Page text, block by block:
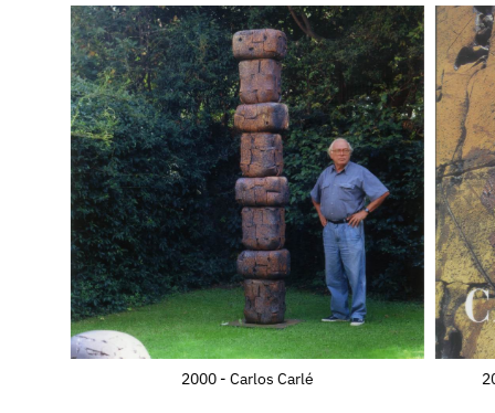
esposizioni nel Sud America
ottiene il Gran Premio al
Nel 1992 partecipa con
itinerante organizzata dal
Giappone. Nel 1993 la Città
retrospettiva alla Fortezza
Nel 1996 espone al Saga
Giappone e vi ritorna due
Shigaraki Ceramic Cultural
scultura monumentale per
1997 riceve dal Comune di
alla Carriera.
Nel 2000 la Città di
2000 - Carlos Carlé